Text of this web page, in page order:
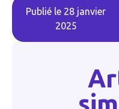
Publié le 28 janvier
2025